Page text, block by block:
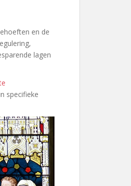
en de
lagen
specifieke